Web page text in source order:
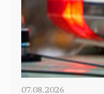
07.08.2026